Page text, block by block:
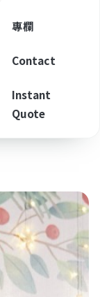
專欄
Contact
Instant
Quote